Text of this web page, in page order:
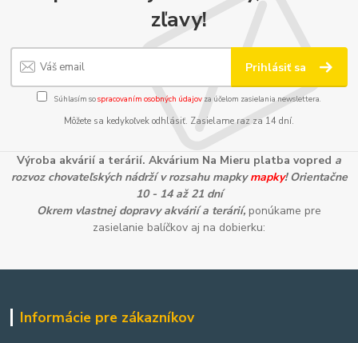
zľavy!
Prihlásiť sa
Súhlasím sospracovaním osobných údajov za účelom zasielania newslettera.
Môžete sa kedykoľvek odhlásiť. Zasielame raz za 14 dní.
Výroba akvárií a terárií. Akvárium Na Mieru platba vopred a
rozvoz chovateľských nádrží v rozsahu mapkymapky! Orientačne
10 - 14 až 21 dní
Okrem vlastnej dopravy akvárií a terárií, ponúkame pre
zasielanie balíčkov aj na dobierku:
Informácie pre zákazníkov